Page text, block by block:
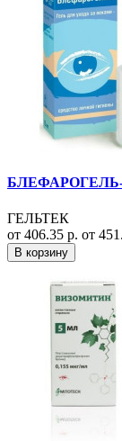
ГЕЛЬТЕК
от 406.35 р. от
В корзину